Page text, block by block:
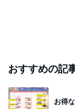
おすすめの記
お得